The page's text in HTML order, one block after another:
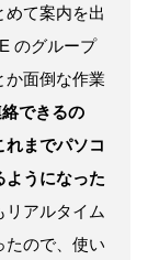
て案内を出
のグループ
か面倒な作業
できるの
までパソコ
ようになった
リアルタイム
たので、使い